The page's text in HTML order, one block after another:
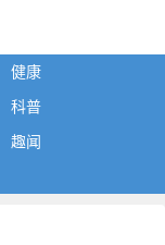
健康
科普
趣闻